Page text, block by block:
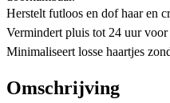
Herstelt futloos en dof haar en
Vermindert pluis tot 24 uur
Minimaliseert losse haartjes
Omschrijving